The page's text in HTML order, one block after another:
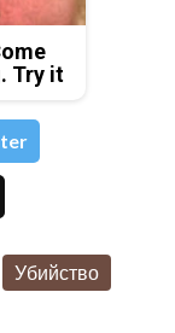
Try it
Убийство